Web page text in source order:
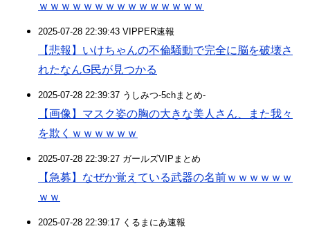
ｗｗｗｗｗｗｗｗｗｗｗｗｗｗｗ
2025-07-28 22:39:43 VIPPER速報
【悲報】いけちゃんの不倫騒動で完全に脳を破壊さ
れたなんG民が見つかる
2025-07-28 22:39:37 うしみつ-5chまとめ-
【画像】マスク姿の胸の大きな美人さん、また我々
を欺くｗｗｗｗｗｗ
2025-07-28 22:39:27 ガールズVIPまとめ
【急募】なぜか覚えている武器の名前ｗｗｗｗｗｗ
ｗｗ
2025-07-28 22:39:17 くるまにあ速報